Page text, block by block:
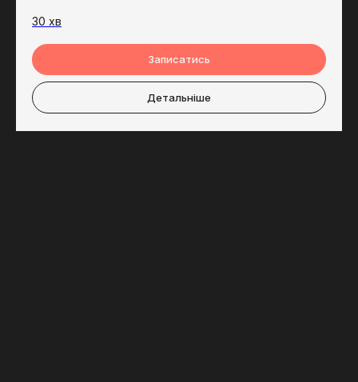
30 хв
Записатись
Детальніше